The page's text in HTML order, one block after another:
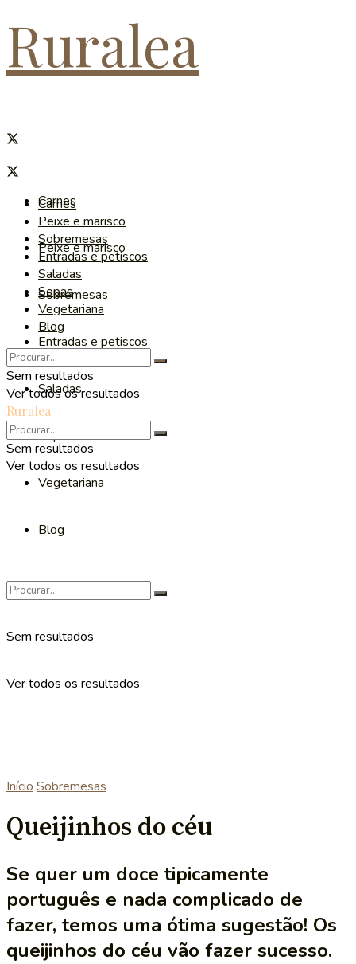
Ruralea
Carnes
Peixe e marisco
Sobremesas
Entradas e petiscos
Saladas
Sopas
Vegetariana
Blog
Sem resultados
Ver todos os resultados
Carnes
Peixe e marisco
Sobremesas
Entradas e petiscos
Saladas
Sopas
Vegetariana
Blog
Sem resultados
Ver todos os resultados
Ruralea
Sem resultados
Ver todos os resultados
Início Sobremesas
Queijinhos do céu
Se quer um doce tipicamente
português e nada complicado de
fazer, temos uma ótima sugestão! Os
queijinhos do céu vão fazer sucesso.